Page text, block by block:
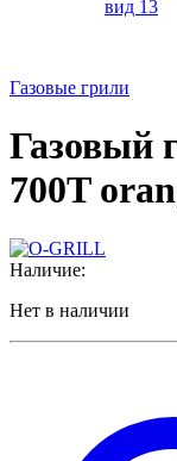
Газовые грили
Газовый
700T
Наличие:
Нет в наличии